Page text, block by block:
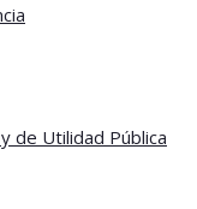
de Utilidad Pública